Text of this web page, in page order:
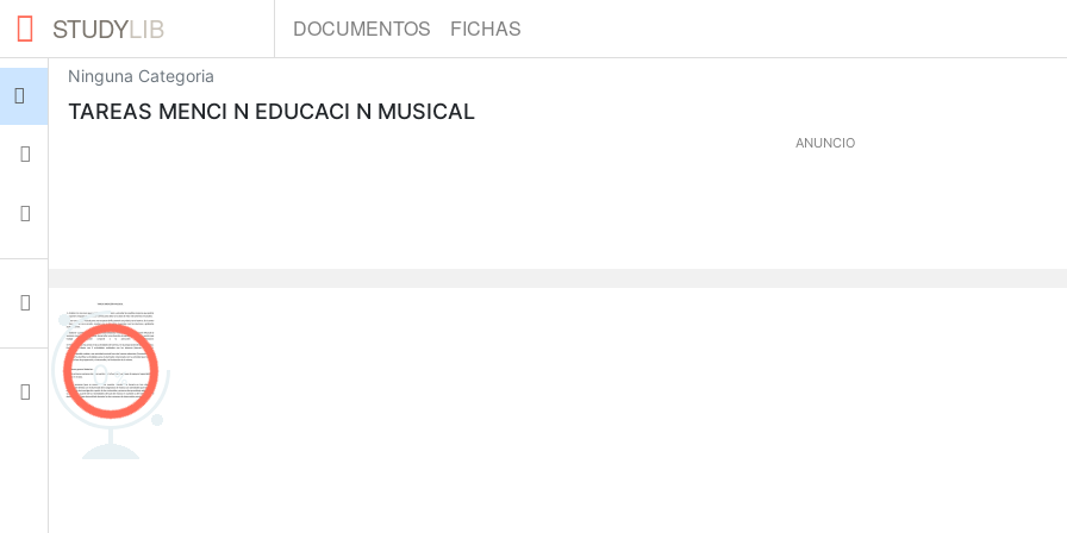
STUDYLIB DOCUMENTOS FICHAS
Documentos
Ajustes
Ninguna Categoria
TAREAS MENCI N EDUCACI N MUSICAL
ANUNCIO
0